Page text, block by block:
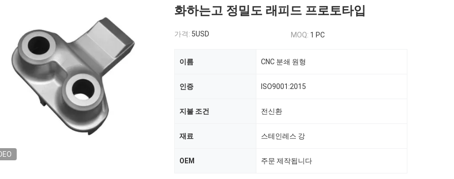
화하는고 정밀도 래피드 프로토타입
가격: 5USD MOQ: 1 PC
이름 CNC 분쇄 원형
인증 ISO9001:2015
지불 조건 전신환
재료 스테인레스 강
OEM 주문 제작됩니다